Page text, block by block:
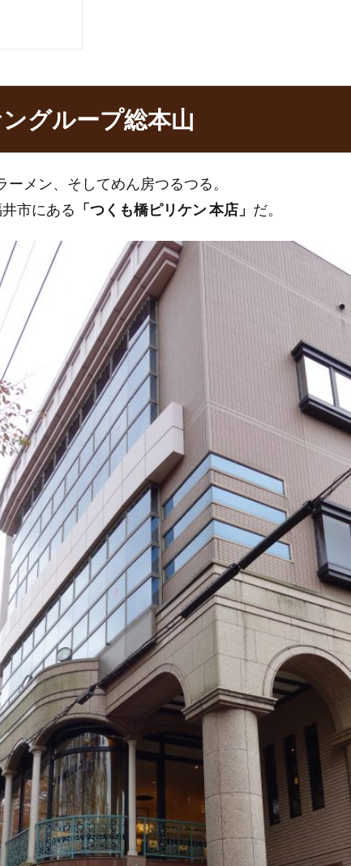
グループ総本山
メン、そしてめん房つるつる。
市にある 「つくも橋ピリケン 本店」 だ。